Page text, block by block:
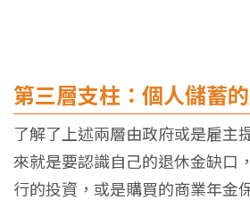
第三層支柱：個人儲蓄
了解了上述兩層由政府或是雇主
來就是要認識自己的退休金缺口
行的投資，或是購買的商業年金